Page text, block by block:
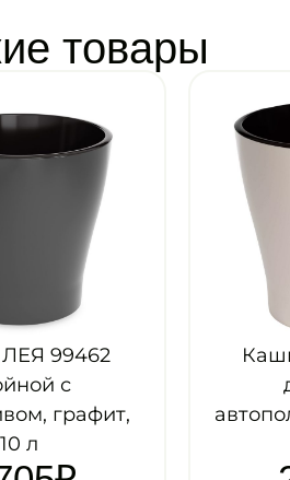
товары
Кашпо ЛЕЯ М8865
двойной с
бежевый,